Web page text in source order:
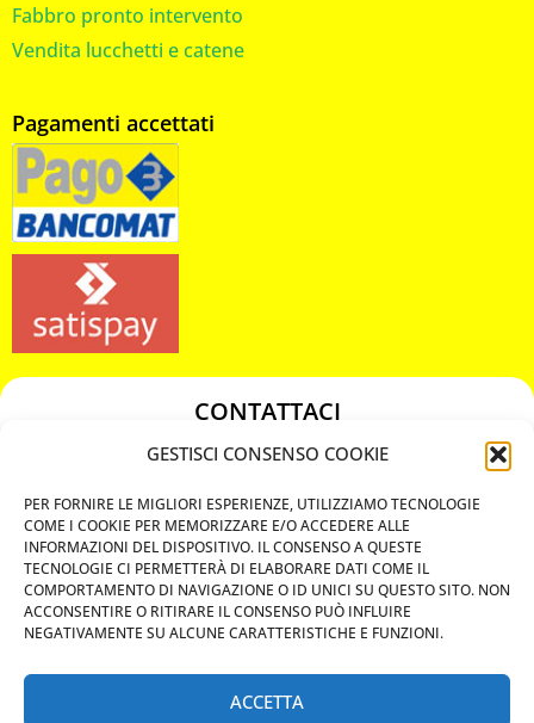
GESTISCI CONSENSO COOKIE
PER FORNIRE LE MIGLIORI ESPERIENZE, UTILIZZIAMO TECNOLOGIE
COME I COOKIE PER MEMORIZZARE E/O ACCEDERE ALLE
INFORMAZIONI DEL DISPOSITIVO. IL CONSENSO A QUESTE
TECNOLOGIE CI PERMETTERÀ DI ELABORARE DATI COME IL
COMPORTAMENTO DI NAVIGAZIONE O ID UNICI SU QUESTO SITO. NON
ACCONSENTIRE O RITIRARE IL CONSENSO PUÒ INFLUIRE
NEGATIVAMENTE SU ALCUNE CARATTERISTICHE E FUNZIONI.
ACCETTA
Fabbro pronto intervento
Vendita lucchetti e catene
Pagamenti accettati
CONTATTACI
349 3863811
chiavicodificate@gmail.com
Privacy Policy
Cookie Policy
MAPS